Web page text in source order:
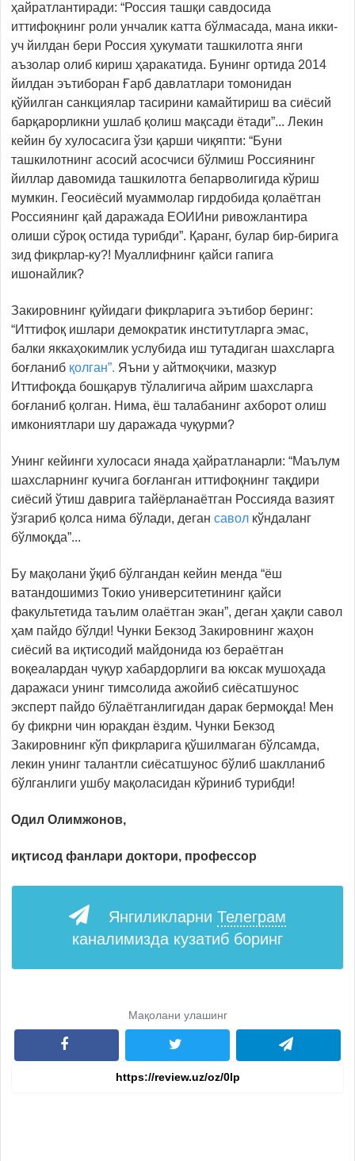
ҳайратлантиради: “Россия ташқи савдосида
иттифоқнинг роли унчалик катта бўлмасада, мана икки-
уч йилдан бери Россия ҳукумати ташкилотга янги
аъзолар олиб кириш ҳаракатида. Бунинг ортида 2014
йилдан эътиборан Ғарб давлатлари томонидан
қўйилган санкциялар тасирини камайтириш ва сиёсий
барқарорликни ушлаб қолиш мақсади ётади”... Лекин
кейин бу хулосасига ўзи қарши чиқяпти: “Буни
ташкилотнинг асосий асосчиси бўлмиш Россиянинг
йиллар давомида ташкилотга бепарволигида кўриш
мумкин. Геосиёсий муаммолар гирдобида қолаётган
Россиянинг қай даражада ЕОИИни ривожлантира
олиши сўроқ остида турибди”. Қаранг, булар бир-бирига
зид фикрлар-ку?! Муаллифнинг қайси гапига
ишонайлик?
Закировнинг қуйидаги фикрларига эътибор беринг:
“Иттифоқ ишлари демократик институтларга эмас,
балки яккаҳокимлик услубида иш тутадиган шахсларга
боғланиб қолган”. Яъни у айтмоқчики, мазкур
Иттифоқда бошқарув тўлалигича айрим шахсларга
боғланиб қолган. Нима, ёш талабанинг ахборот олиш
имкониятлари шу даражада чуқурми?
Унинг кейинги хулосаси янада ҳайратланарли: “Маълум
шахсларнинг кучига боғланган иттифоқнинг тақдири
сиёсий ўтиш даврига тайёрланаётган Россияда вазият
ўзгариб қолса нима бўлади, деган савол кўндаланг
бўлмоқда”...
Бу мақолани ўқиб бўлгандан кейин менда “ёш
ватандошимиз Токио университетининг қайси
факультетида таълим олаётган экан”, деган ҳақли савол
ҳам пайдо бўлди! Чунки Бекзод Закировнинг жаҳон
сиёсий ва иқтисодий майдонида юз бераётган
воқеалардан чуқур хабардорлиги ва юксак мушоҳада
даражаси унинг тимсолида ажойиб сиёсатшунос
эксперт пайдо бўлаётганлигидан дарак бермоқда! Мен
бу фикрни чин юракдан ёздим. Чунки Бекзод
Закировнинг кўп фикрларига қўшилмаган бўлсамда,
лекин унинг талантли сиёсатшунос бўлиб шаклланиб
бўлганлиги ушбу мақоласидан кўриниб турибди!
Одил Олимжонов,
иқтисод фанлари доктори, профессор
Янгиликларни Телеграм
каналимизда кузатиб боринг
Мақолани улашинг